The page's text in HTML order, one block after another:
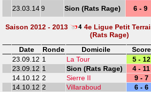
23.03.149 Sion (Rats Rage) 6 - 9
Saison 2012 - 2013
4e Ligue Petit
(Rats Rage)
Date
Ronde Domicile Score
23.09.12 1 La Tour 5 - 12
23.09.12 1 Sion (Rats Rage) 4 - 11
14.10.12 2 Sierre II 9 - 7
14.10.12 2 Villaraboud 6 - 6